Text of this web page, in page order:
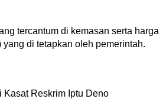
tercantum di kemasan serta harga
di tetapkan oleh pemerintah.
Kasat Reskrim Iptu Deno